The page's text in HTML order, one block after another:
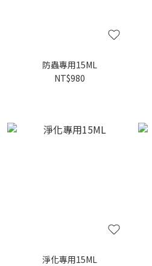
防蟲專用15ML
NT$980
淨化專用15ML